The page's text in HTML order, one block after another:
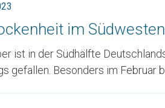
im Südwesten
ist in der Südhälfte
gefallen. Besonders im Februar